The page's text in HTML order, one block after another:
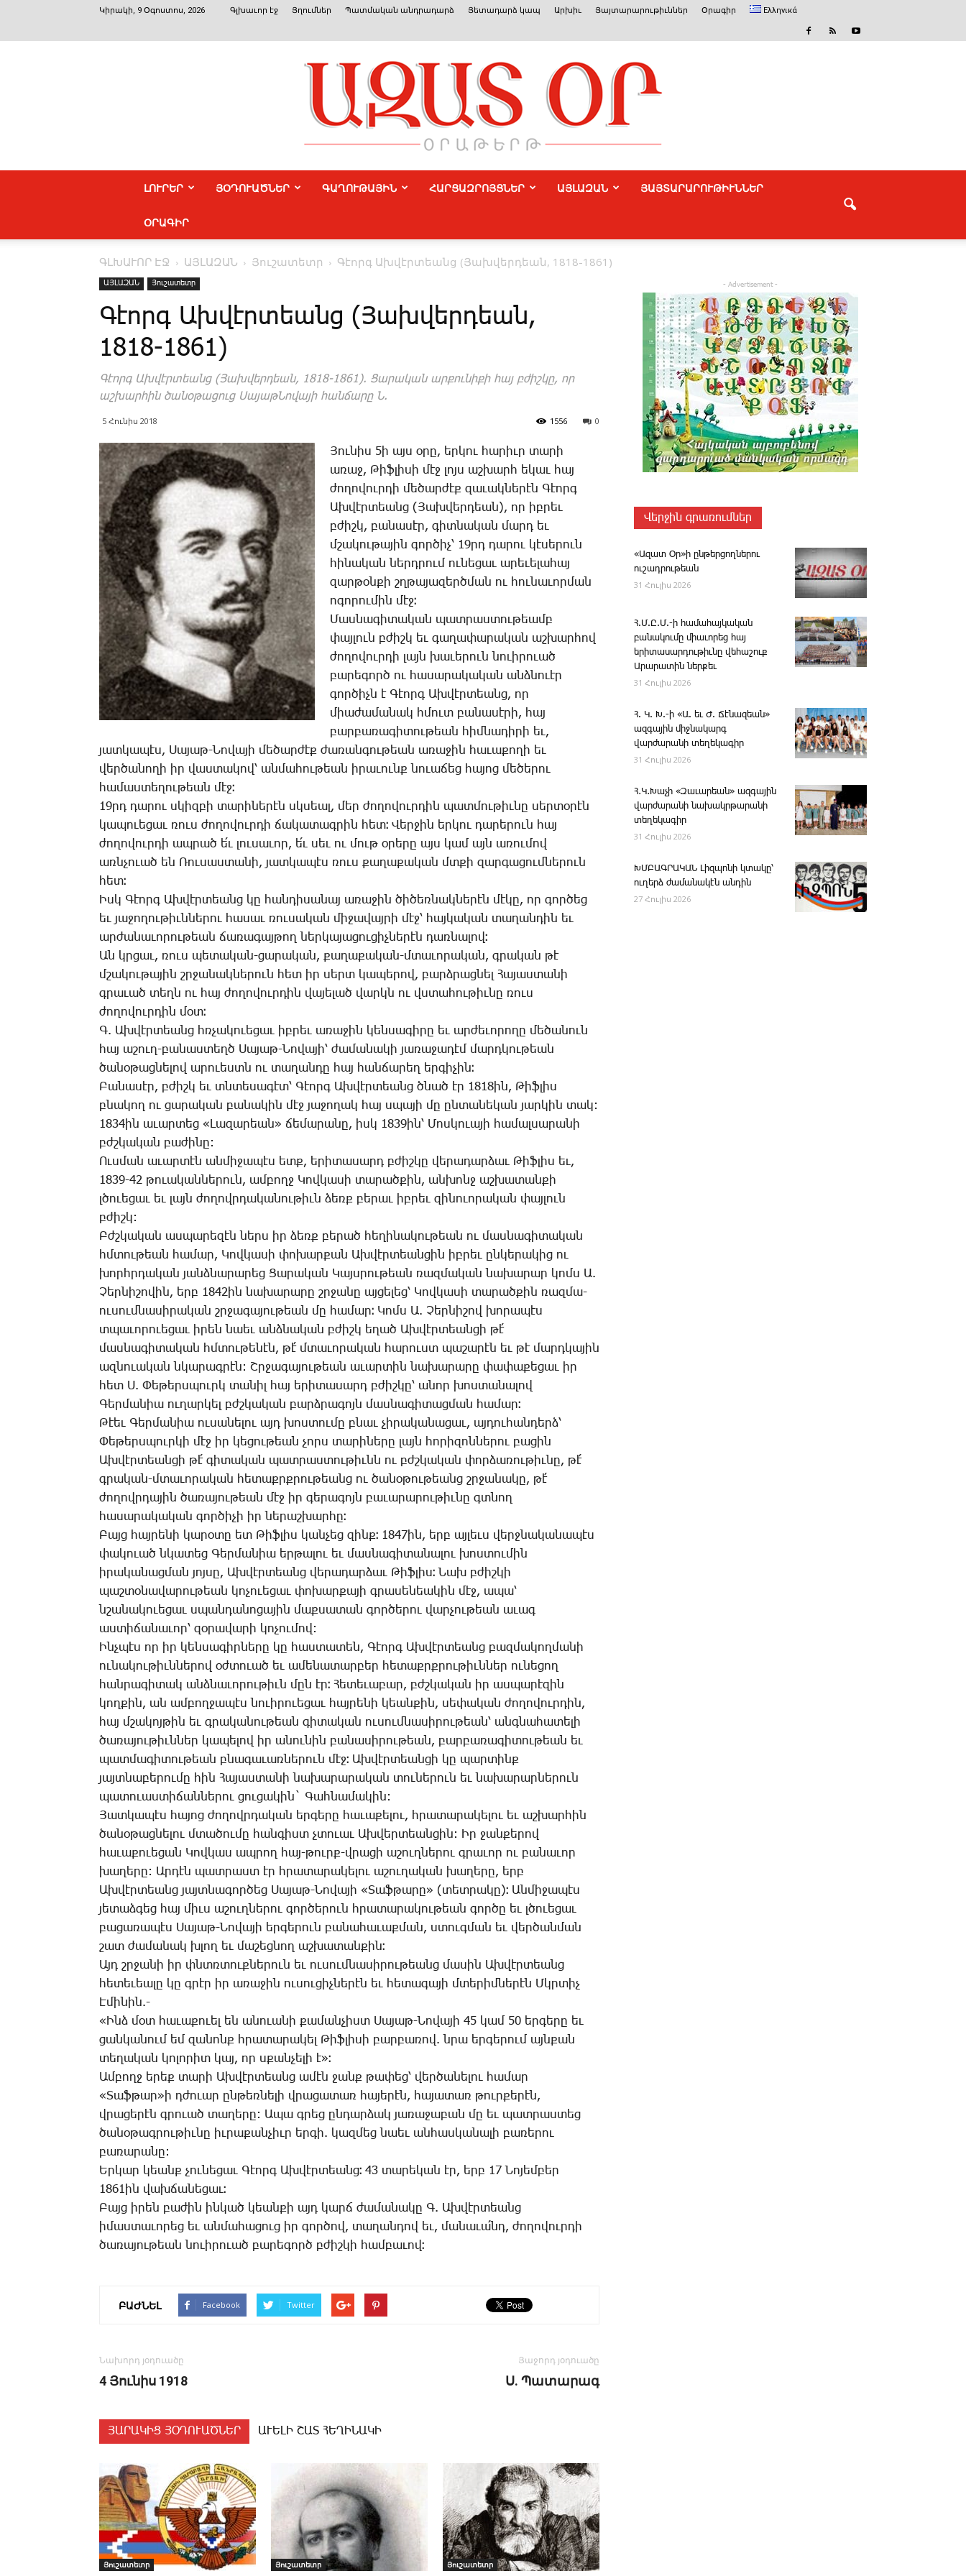
Կիրակի, 9 Օգոստոս, 2026 Գլխաւոր էջ Յղումներ Պատմական անդրադարձ Յետադարձ կապ Արխիւ Յայտարարութիւններ Օրագիր Ελληνικά
Or
ԼՈՒՐԵՐ ՅՕԴՈՒԱԾՆԵՐ ԳԱՂՈՒԹԱՅԻՆ ՀԱՐՑԱԶՐՈՅՑՆԵՐ ԱՅԼԱԶԱՆ ՅԱՅՏԱՐԱՐՈՒԹԻՒՆՆԵՐ
ՕՐԱԳԻՐ
ԳԼԽԱՒՈՐ ԷՋ ԱՅԼԱԶԱՆ Յուշատետր Գէորգ Ախվէրտեանց (Յախվերդեան, 1818-1861)
ԱՅԼԱԶԱՆ Յուշատետր
Գէորգ Ախվէրտեանց (Յախվերդեան,
1818-1861)
Գէորգ Ախվէրտեանց (Յախվերդեան, 1818-1861). Ցարական արքունիքի հայ բժիշկը, որ
աշխարհին ծանօթացուց Սայաթ­Նովայի հանճարը Ն.
5 Հունիս 2018 0
1556
­Յու­նիս 5ի այս օ­րը, եր­կու հա­րիւր տա­րի
ա­ռաջ, ­Թիֆ­լի­սի մէջ լոյս աշ­խարհ ե­կաւ հայ
ժո­ղո­վուր­դի մե­ծար­ժէք զա­ւակ­նե­րէն ­Գէորգ
Ախ­վէր­տեանց (­Յախ­վեր­դեան), որ իբ­րեւ
բժիշկ, բա­նա­սէր, գիտ­նա­կան մարդ եւ
մշա­կու­թա­յին գոր­ծիչ՝ 19րդ ­դա­րու կէ­սե­րուն
հի­նա­կան ներդ­րում ու­նե­ցաւ ա­րե­ւե­լա­հայ
զար­թօն­քի շղթա­յա­զերծ­ման ու հու­նա­ւոր­ման
ո­գո­րու­մին մէջ։
­Մաս­նա­գի­տա­կան պատ­րաս­տու­թեամբ
փայ­լուն բժիշկ եւ գա­ղա­փա­րա­կան աշ­խար­հով
ժո­ղո­վուր­դի լայն խա­ւե­րուն նո­ւի­րո­ւած
բա­րե­գործ ու հա­սա­րա­կա­կան անձ­նո­ւէր
գոր­ծիչն է ­Գէորգ Ախ­վէր­տեանց, որ
միա­ժա­մա­նակ հմուտ բա­նա­սէ­րի, հայ
բար­բա­ռա­գի­տու­թեան հիմ­նա­դի­րի եւ,
յատ­կա­պէս, ­Սա­յաթ-­Նո­վա­յի մե­ծար­ժէք ժա­ռան­գու­թեան ա­ռա­ջին հա­ւա­քո­ղի եւ
վեր­ծա­նո­ղի իր վաս­տա­կով՝ ան­մա­հու­թեան ի­րա­ւունք նո­ւա­ճեց հա­յոց մե­ծե­րու
հա­մաս­տե­ղու­թեան մէջ։
19րդ ­դա­րու սկիզ­բի տա­րի­նե­րէն սկսեալ, մեր ժո­ղո­վուր­դին պատ­մու­թիւ­նը սեր­տօ­րէն
կա­պո­ւե­ցաւ ռուս ժո­ղո­վուր­դի ճա­կա­տագ­րին հետ։ ­Վեր­ջին եր­կու դա­րե­րուն հայ
ժո­ղո­վուր­դի ապ­րած ե՛ւ լու­սա­ւոր, ե՛ւ սեւ ու մութ օ­րե­րը այս կամ այն ա­ռու­մով
առն­չո­ւած են ­Ռու­սաս­տա­նի, յատ­կա­պէս ռուս քա­ղա­քա­կան մտքի զար­գա­ցում­նե­րուն
հետ։
Իսկ ­Գէորգ Ախ­վէր­տեանց կը հան­դի­սա­նայ ա­ռա­ջին ծի­ծեռ­նակ­նե­րէն մէ­կը, որ գոր­ծեց
եւ յա­ջո­ղու­թիւն­նե­րու հա­սաւ ռու­սա­կան մի­ջա­վայ­րի մէջ՝ հայ­կա­կան տա­ղան­դին եւ
ար­ժա­նա­ւո­րու­թեան ճա­ռա­գայ­թող ներ­կա­յա­ցու­ցիչ­նե­րէն դառ­նա­լով։
Ան կրցաւ, ռուս պե­տա­կան-ցա­րա­կան, քա­ղա­քա­կան-մտա­ւո­րա­կան, գրա­կան թէ
մշա­կու­թա­յին շրջա­նակ­նե­րուն հետ իր սերտ կա­պե­րով, բարձ­րաց­նել ­Հա­յաս­տա­նի
գրա­ւած տեղն ու հայ ժո­ղո­վուր­դին վա­յե­լած վարկն ու վստա­հու­թիւ­նը ռուս
ժո­ղո­վուր­դին մօտ։
Գ. Ախ­վէր­տեանց հռչա­կո­ւե­ցաւ իբ­րեւ ա­ռա­ջին կեն­սա­գի­րը եւ ար­ժե­ւո­րո­ղը մե­ծա­նուն
հայ ա­շուղ-բա­նաս­տեղծ ­Սա­յաթ-­Նո­վա­յի՝ ժա­մա­նա­կի յա­ռա­ջա­դէմ մարդ­կու­թեան
ծա­նօ­թաց­նե­լով ա­րո­ւեստն ու տա­ղան­դը հայ հան­ճա­րեղ եր­գի­չին։
­Բա­նա­սէր, բժիշկ եւ տնտե­սա­գէտ՝ ­Գէորգ Ախ­վէր­տեանց ծնած էր 1818ին, ­Թիֆ­լիս
բնա­կող ու ցա­րա­կան բա­նա­կին մէջ յա­ջո­ղակ հայ սպա­յի մը ըն­տա­նե­կան յար­կին տակ:
1834ին ա­ւար­տեց «­Լա­զա­րեան» ճե­մա­րա­նը, իսկ 1839ին՝ ­Մոս­կո­ւա­յի հա­մալ­սա­րա­նի
բժշկա­կան բա­ժի­նը:
Ուս­ման ա­ւար­տէն ան­մի­ջա­պէս ետք, ե­րի­տա­սարդ բժիշ­կը վե­րա­դար­ձաւ ­Թիֆ­լիս եւ,
1839-42 թո­ւա­կան­նե­րուն, ամ­բողջ ­Կով­կա­սի տա­րած­քին, ան­խոնջ աշ­խա­տան­քի
լծո­ւե­ցաւ եւ լայն ժո­ղովր­դա­կա­նու­թիւն ձեռք բե­րաւ իբ­րեւ զի­նո­ւո­րա­կան փայ­լուն
բժիշկ:
Բժշ­կա­կան աս­պա­րե­զէն ներս իր ձեռք բե­րած հե­ղի­նա­կու­թեան ու մաս­նա­գի­տա­կան
հմտու­թեան հա­մար, ­Կով­կա­սի փո­խար­քան Ախ­վէր­տեան­ցին իբ­րեւ ըն­կե­րա­կից ու
խորհր­դա­կան յանձ­նա­րա­րեց ­Ցա­րա­կան ­Կայս­րու­թեան ռազ­մա­կան նա­խա­րար կոմս Ա.
­Չեր­նի­շո­վին, երբ 1842ին նա­խա­րա­րը շրջա­նը այ­ցե­լեց՝ ­Կով­կա­սի տա­րած­քին ռազ­մա-
ու­սում­նա­սի­րա­կան շրջա­գա­յու­թեան մը հա­մար։ ­Կոմս Ա. ­Չեր­նի­շով խո­րա­պէս
տպա­ւո­րո­ւե­ցաւ ի­րեն նաեւ անձ­նա­կան բժիշկ ե­ղած Ախ­վէր­տեան­ցի թէ՛
մաս­նա­գի­տա­կան հմտու­թե­նէն, թէ՛ մտա­ւո­րա­կան հա­րուստ պա­շա­րէն եւ թէ մարդ­կա­յին
ազ­նո­ւա­կան նկա­րագ­րէն: Շր­ջա­գա­յու­թեան ա­ւար­տին նա­խա­րա­րը փա­փա­քե­ցաւ իր
հետ Ս. ­Փե­թերս­պուրկ տա­նիլ հայ ե­րի­տա­սարդ բժիշ­կը՝ ա­նոր խոս­տա­նա­լով
­Գեր­մա­նիա ու­ղար­կել բժշկա­կան բարձ­րա­գոյն մաս­նա­գի­տաց­ման հա­մար։
­Թէեւ ­Գեր­մա­նիա ու­սա­նե­լու այդ խոս­տու­մը բնաւ չի­րա­կա­նա­ցաւ, այ­դու­հան­դերձ՝
­Փե­թերս­պուր­կի մէջ իր կե­ցու­թեան չորս տա­րի­նե­րը լայն հո­րի­զոն­նե­րու բա­ցին
Ախ­վէր­տեան­ցի թէ՛ գի­տա­կան պատ­րաս­տու­թիւնն ու բժշկա­կան փոր­ձա­ռու­թիւ­նը, թէ՛
գրա­կան-մտա­ւո­րա­կան հե­տաքրք­րու­թեանց ու ծա­նօ­թու­թեանց շրջա­նա­կը, թէ՛
ժո­ղովր­դա­յին ծա­ռա­յու­թեան մէջ իր գե­րա­գոյն բա­ւա­րա­րու­թիւ­նը գտնող
հա­սա­րա­կա­կան գոր­ծի­չի իր նե­րաշ­խար­հը։
­Բայց հայ­րե­նի կա­րօ­տը ետ ­Թիֆ­լիս կան­չեց զինք։ 1847ին, երբ այ­լեւս վերջ­նա­կա­նա­պէս
փա­կո­ւած նկա­տեց ­Գեր­մա­նիա եր­թա­լու եւ մաս­նա­գի­տա­նա­լու խոս­տու­մին
ի­րա­կա­նաց­ման յոյ­սը, Ախ­վէր­տեանց վե­րա­դար­ձաւ ­Թիֆ­լիս։ ­Նախ բժիշ­կի
պաշ­տօ­նա­վա­րու­թեան կո­չո­ւե­ցաւ փո­խար­քա­յի գրա­սե­նեա­կին մէջ, ա­պա՝
նշա­նա­կուե­ցաւ սպան­դա­նո­ցա­յին մաք­սա­տան գոր­ծե­րու վար­չու­թեան ա­ւագ
աս­տի­ճա­նա­ւոր՝ զօ­րա­վա­րի կո­չու­մով:
Ինչ­պէս որ իր կեն­սա­գիր­նե­րը կը հաս­տա­տեն, ­Գէորգ Ախ­վէր­տեանց բազ­մա­կող­մա­նի
ու­նա­կու­թիւն­նե­րով օժ­տո­ւած եւ ա­մե­նա­տար­բեր հե­տաքրք­րու­թիւն­ներ ու­նե­ցող
հան­րա­գի­տակ անձ­նա­ւո­րու­թիւն մըն էր։ ­Հե­տե­ւա­բար, բժշկա­կան իր աս­պա­րէ­զին
կող­քին, ան ամ­բող­ջա­պէս նուի­րո­ւե­ցաւ հայ­րե­նի կեան­քին, սե­փա­կան ժո­ղո­վուր­դին,
հայ մշա­կոյ­թին եւ գրա­կա­նու­թեան գի­տա­կան ու­սում­նա­սի­րու­թեան՝ անգ­նա­հա­տե­լի
ծա­ռա­յու­թիւն­ներ կա­պե­լով իր ա­նու­նին բա­նա­սի­րու­թեան, բար­բա­ռա­գի­տու­թեան եւ
պատ­մա­գի­տու­թեան բնա­գա­ւառ­նե­րուն մէջ։ Ախ­վէր­տեան­ցի կը պար­տինք
յայտ­նա­բե­րու­մը հին ­Հա­յաս­տա­նի նա­խա­րա­րա­կան տու­նե­րուն եւ նա­խա­րար­նե­րուն
պա­տուաս­տի­ճան­նե­րու ցու­ցա­կին` ­Գահ­նա­մա­կին:
­Յատ­կա­պէս հա­յոց ժո­ղովր­դա­կան եր­գե­րը հա­ւա­քե­լու, հրա­տա­րա­կե­լու եւ աշ­խար­հին
ծա­նօ­թաց­նե­լու մտա­ծու­մը հան­գիստ չտո­ւաւ Ախ­վեր­տեան­ցին: Իր ջան­քե­րով
հա­ւա­քո­ւե­ցան ­Կով­կաս ապ­րող հայ-թուրք-վրա­ցի ա­շուղ­նե­րու գրա­ւոր ու բա­նա­ւոր
խա­ղե­րը: Ար­դէն պատ­րաստ էր հրա­տա­րա­կե­լու ա­շու­ղա­կան խա­ղե­րը, երբ
Ախ­վէր­տեանց յայտ­նա­գոր­ծեց ­Սա­յաթ-­Նո­վա­յի «­Տաֆ­թա­րը» (տետ­րա­կը)։ Ան­մի­ջա­պէս
յե­տաձ­գեց հայ միւս ա­շուղ­նե­րու գոր­ծե­րուն հրա­տա­րա­կու­թեան գոր­ծը եւ լծո­ւե­ցաւ
բա­ցա­ռա­պէս ­Սա­յաթ-­Նո­վա­յի եր­գե­րուն բա­նա­հա­ւաք­ման, ստուգ­ման եւ վեր­ծան­ման
շատ ժա­մա­նակ խլող եւ մա­շեց­նող աշ­խա­տան­քին։
Այդ շրջա­նի իր փնտռտուք­նե­րուն եւ ու­սում­նա­սի­րու­թեանց մա­սին Ախ­վէր­տեանց
հե­տե­ւեա­լը կը գրէր իր ա­ռա­ջին ու­սու­ցիչ­նե­րէն եւ հե­տա­գա­յի մտե­րիմ­նե­րէն Մկր­տիչ
Է­մի­նին.-
«Ինձ մօտ հա­ւա­քո­ւել են ա­նո­ւա­նի քա­ման­չիստ ­Սա­յաթ-­Նո­վա­յի 45 կամ 50 եր­գե­րը եւ
ցան­կա­նում եմ զա­նոնք հրա­տա­րա­կել ­Թիֆ­լի­սի բար­բա­ռով. նրա եր­գե­րում այն­քան
տե­ղա­կան կո­լո­րիտ կայ, որ սքան­չե­լի է»։
Ամ­բողջ ե­րեք տա­րի Ախ­վէր­տեանց ա­մէն ջանք թա­փեց՝ վեր­ծա­նե­լու հա­մար
«­Տաֆ­թար»ի դժո­ւար ըն­թեռ­նե­լի վրա­ցա­տառ հա­յե­րէն, հա­յա­տառ թուր­քե­րէն,
վրա­ցե­րէն գրո­ւած տա­ղե­րը: Ա­պա գրեց ըն­դար­ձակ յա­ռա­ջա­բան մը եւ պատ­րաս­տեց
ծա­նօ­թագ­րու­թիւ­նը իւ­րա­քան­չիւր եր­գի. կազ­մեց նաեւ ան­հաս­կա­նա­լի բա­ռե­րու
բա­ռա­րա­նը:
Եր­կար կեանք չու­նե­ցաւ ­Գէորգ Ախ­վէր­տեանց։ 43 տա­րե­կան էր, երբ 17 ­Նո­յեմ­բեր
1861ին վախ­ճա­նե­ցաւ։
­Բայց ի­րեն բա­ժին ին­կած կեան­քի այդ կարճ ժա­մա­նա­կը Գ. Ախ­վէր­տեանց
ի­մաս­տա­ւո­րեց եւ ան­մա­հա­ցուց իր գոր­ծով, տա­ղան­դով եւ, մա­նա­ւա՛նդ, ժո­ղո­վուր­դի
ծա­ռա­յու­թեան նո­ւի­րո­ւած բա­րե­գործ բժիշ­կի համ­բա­ւով։
ԲԱԺՆԵԼ Facebook Twitter
Նախորդ յօդուածը
4 Յունիս 1918
Յաջորդ յօդուածը
Ս. Պա­տա­րագ
ՅԱՐԱԿԻՑ ՅՕԴՈՒԱԾՆԵՐ ԱՒԵԼԻ ՇԱՏ ՀԵՂԻՆԱԿԻ
Յուշատետր Յուշատետր Յուշատետր
- Advertisement -
Վերջին գրառումներ
«Ազատ Օր»ի ընթերցողներու
ուշադրութեան
31 Հուլիս 2026
Հ.Մ.Ը.Մ.-ի համահայկական
բանակումը միաւորեց հայ
երիտասարդութիւնը վեհաշուք
Արարատին ներքեւ
31 Հուլիս 2026
Հ. Կ. Խ.-ի «Ա. եւ Ժ. ­Ճէնազեան»
ազգային միջնակարգ
վարժարանի տեղեկագիր
31 Հուլիս 2026
Հ․Կ․Խաչի «Զաւարեան» ազգային
վարժարանի նախակրթարանի
տեղեկագիր
31 Հուլիս 2026
ԽՄԲԱԳՐԱԿԱՆ ­Լիզպոնի կտակը՝
ուղերձ ժամանակէն անդին
27 Հուլիս 2026